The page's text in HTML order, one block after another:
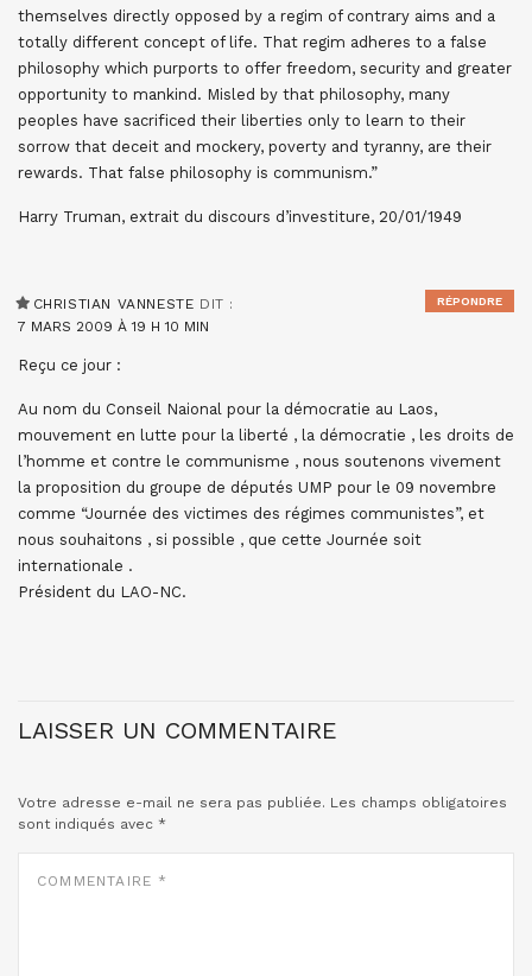
themselves directly opposed by a regim of contrary aims and a
totally different concept of life. That regim adheres to a false
philosophy which purports to offer freedom, security and greater
opportunity to mankind. Misled by that philosophy, many
peoples have sacrificed their liberties only to learn to their
sorrow that deceit and mockery, poverty and tyranny, are their
rewards. That false philosophy is communism.”
Harry Truman, extrait du discours d’investiture, 20/01/1949
CHRISTIAN VANNESTE DIT :
7 MARS 2009 À 19 H 10 MIN
Reçu ce jour :
Au nom du Conseil Naional pour la démocratie au Laos,
mouvement en lutte pour la liberté , la démocratie , les droits de
l’homme et contre le communisme , nous soutenons vivement
la proposition du groupe de députés UMP pour le 09 novembre
comme “Journée des victimes des régimes communistes”, et
nous souhaitons , si possible , que cette Journée soit
internationale .
Président du LAO-NC.
RÉPONDRE
LAISSER UN COMMENTAIRE
Votre adresse e-mail ne sera pas publiée. Les champs obligatoires
sont indiqués avec *